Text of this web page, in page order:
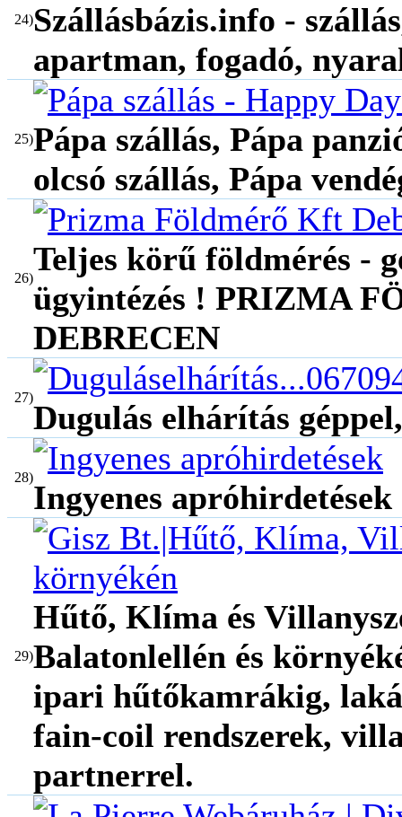
24)Szállásbázis.info -
apartman, fogadó,
25)Pápa szállás, Pápa
olcsó szállás, Pápa
26)
Teljes körű földmérés -
ügyintézés ! PRIZMA
DEBRECEN
27)
Dugulás elhárítás
28)
Ingyenes
29)
Hűtő, Klíma és
Balatonlellén és
ipari hűtőkamrákig,
fain-coil rendszerek,
partnerrel.